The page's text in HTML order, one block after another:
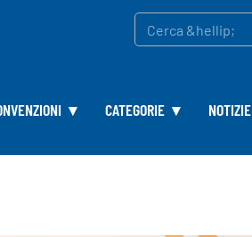
CATEGORIE NOTIZIE